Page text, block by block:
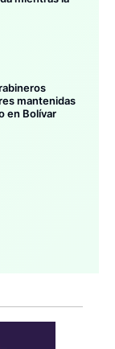
mantenidas
en Bolívar